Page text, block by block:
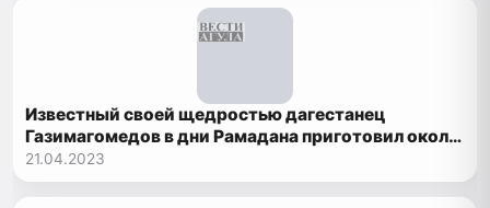
Известный своей щедростью дагестанец
Газимагомедов в дни Рамадана приготовил около
60 тыс порций плова
21.04.2023